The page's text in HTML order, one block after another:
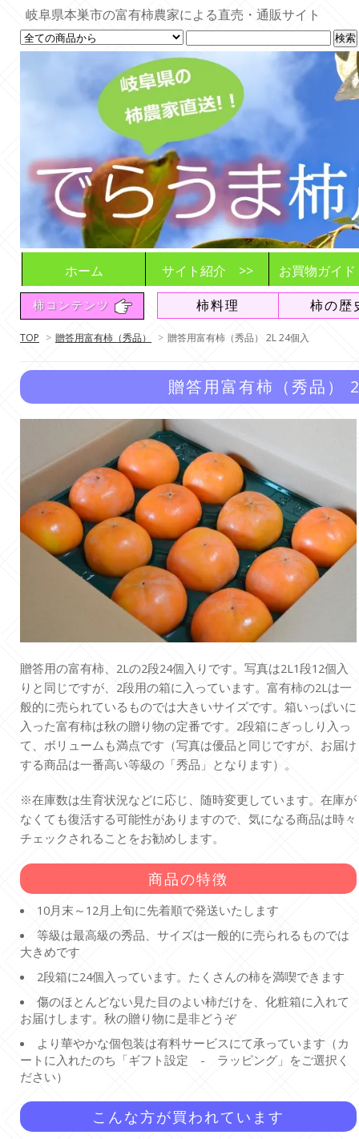
岐阜県本巣市の富有柿農家による直売・通販サイト
ホーム
サイト紹介 >>
でらうま柿農園とは
商品とご利用シーン
お届けする柿
お買物ガイ
販売や発送
ご注文の流れ
注意事項や
収穫・発送
追加販売情報
送料について
よくある質問
（FAQ）
柿コンテンツ 柿料理 柿の歴
TOP > 贈答用富有柿（秀品） > 贈答用富有柿（秀品） 2L 24個入
贈答用富有柿（秀品）
贈答用の富有柿、2Lの2段24個入りです。写真は2L1段12個入
りと同じですが、2段用の箱に入っています。富有柿の2Lは一
般的に売られているものでは大きいサイズです。箱いっぱいに
入った富有柿は秋の贈り物の定番です。2段箱にぎっしり入っ
て、ボリュームも満点です（写真は優品と同じですが、お届け
する商品は一番高い等級の「秀品」となります）。
※在庫数は生育状況などに応じ、随時変更しています。在庫が
なくても復活する可能性がありますので、気になる商品は時々
チェックされることをお勧めします。
商品の特徴
10月末～12月上旬に先着順で発送いたします
等級は最高級の秀品、サイズは一般的に売られるものでは
大きめです
2段箱に24個入っています。たくさんの柿を満喫できます
傷のほとんどない見た目のよい柿だけを、化粧箱に入れて
お届けします。秋の贈り物に是非どうぞ
より華やかな個包装は有料サービスにて承っています（カ
ートに入れたのち「ギフト設定 - ラッピング」をご選択く
ださい）
こんな方が買われています